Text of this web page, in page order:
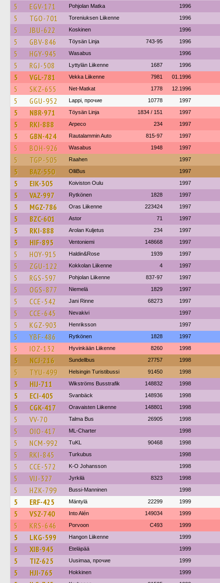
5 EGV-171 Pohjolan Matka 1996
5 TGO-701 Toreniuksen Liikenne 1996
5 JBU-622 Koskinen 1996
5 GBV-846 Töysän Linja 743-95 1996
5 HGY-945 Wasabus 1996
5 RGJ-508 Lyttylän Liikenne 1687 1996
5 VGL-781 Vekka Liikenne 7981 01.1996
5 SKZ-655 Net-Matkat 1778 12.1996
5 GGU-952 Lappi, прочие 10778 1997
5 NBR-971 Töysän Linja 1834 / 151 1997
5 RKI-888 Arpeco 234 1997
5 GBN-424 Rautalammin Auto 815-97 1997
5 BOH-926 Wasabus 1948 1997
5 TGP-505 Raahen 1997
5 BAZ-550 OlliBus 1997
5 EIK-305 Koiviston Oulu 1997
5 VAZ-997 Rytkönen 1828 1997
5 MGZ-786 Oras Liikenne 223424 1997
5 BZC-601 Astor 71 1997
5 RKI-888 Arolan Kuljetus 234 1997
5 HIF-895 Ventoniemi 148668 1997
5 HOY-915 Haldin&Rose 1939 1997
5 ZGU-122 Kokkolan Liikenne 4 1997
5 RGS-597 Pohjolan Liikenne 837-97 1997
5 OGS-877 Niemelä 1829 1997
5 CCE-542 Jani Rinne 68273 1997
5 CCE-645 Nevakivi 1997
5 KGZ-903 Henriksson 1997
5 YBF-486 Rytkönen 1828 1997
5 IOZ-132 Hyvinkään Liikenne 8260 1998
5 NCJ-216 Sundellbus 27757 1998
5 TYU-499 Helsingin Turistibussi 91450 1998
5 HIJ-711 Wikströms Busstrafik 148832 1998
5 ECI-405 Svanbäck 148936 1998
5 CGK-417 Oravaisten Liikenne 148801 1998
5 VV-70 Talma Bus 26905 1998
5 OIO-417 ML-Charter 1998
5 NCM-992 TuKL 90468 1998
5 RKI-845 Turkubus 1998
5 CCE-572 K-O Johansson 1998
5 VIJ-327 Jyrkilä 8323 1998
5 HZK-799 Bussi-Manninen 1998
5 ERF-425 Mäntylä 22299 1999
5 VSZ-740 Into Alén 149034 1999
5 KRS-646 Porvoon C493 1999
5 LKG-599 Hangon Liikenne 1999
5 XIB-945 Eteläpää 1999
5 TIZ-625 Uusimaa, прочие 1999
5 HJI-765 Hokkinen 1999